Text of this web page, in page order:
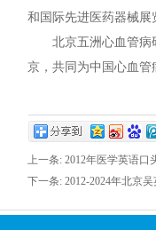
和国际先进医药器械
北京五洲心血管病研
京，共同为中国心血
上一条:2012年医学英语口
下一条:2012-2024年北京